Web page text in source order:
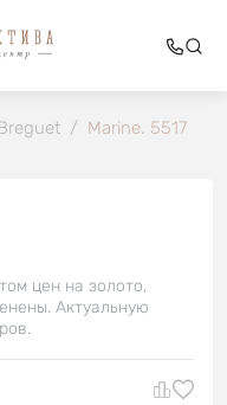
/ Marine. 5517
цен на золото,
Актуальную